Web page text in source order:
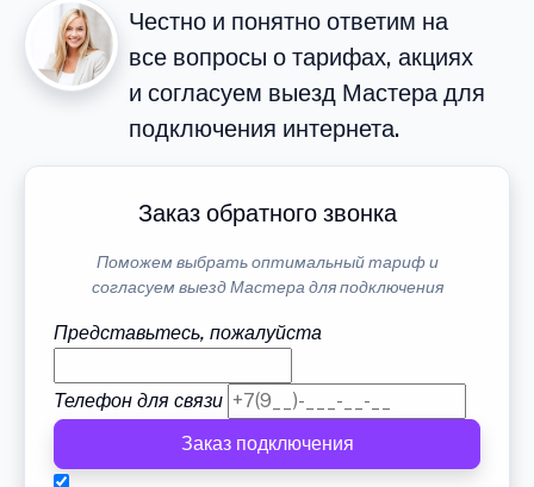
Честно и понятно ответим на
все вопросы о тарифах, акциях
и согласуем выезд Мастера для
подключения интернета.
Заказ обратного звонка
Поможем выбрать оптимальный тариф и
согласуем выезд Мастера для подключения
Представьтесь, пожалуйста
Телефон для связи
Заказ подключения